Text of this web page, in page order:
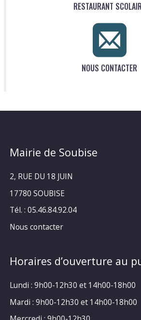
RESTAURANT
NOUS CONTACTER
Mairie de Soubise
2, RUE DU 18 JUIN
17780 SOUBISE
Tél. : 05.46.84.92.04
Nous contacter
Horaires d’ouverture au
Lundi : 9h00-12h30 et 14h00-18h00
Mardi : 9h00-12h30 et 14h00-18h00